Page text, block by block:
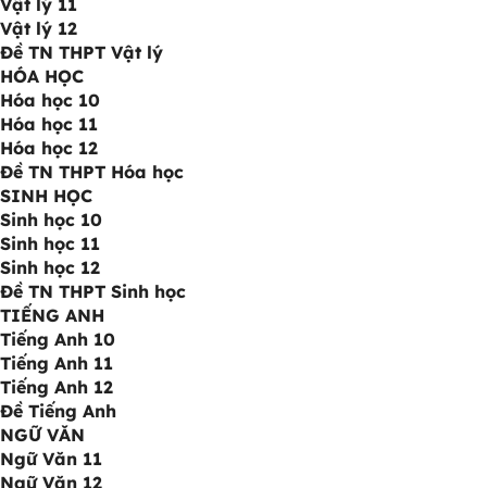
Vật lý 12
Đề TN THPT Vật lý
HÓA HỌC
Hóa học 10
Hóa học 11
Hóa học 12
Đề TN THPT Hóa học
SINH HỌC
Sinh học 10
Sinh học 11
Sinh học 12
Đề TN THPT Sinh học
TIẾNG ANH
Tiếng Anh 10
Tiếng Anh 11
Tiếng Anh 12
Đề Tiếng Anh
NGỮ VĂN
Ngữ Văn 11
Ngữ Văn 12